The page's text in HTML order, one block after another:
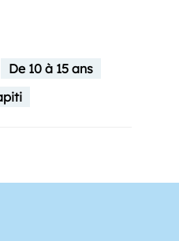
De 10 à 15 ans